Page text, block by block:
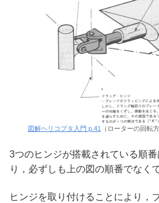
図解ヘリコプタ入門 p.41 （ローターの回転
3つのヒンジが搭載されている順
り，必ずしも上の図の順番でなく
ヒンジを取り付けることにより，